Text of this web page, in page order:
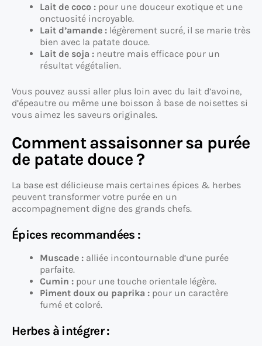
Lait de coco : pour une douceur exotique et une
onctuosité incroyable.
Lait d’amande : légèrement sucré, il se marie très
bien avec la patate douce.
Lait de soja : neutre mais efficace pour un
résultat végétalien.
Vous pouvez aussi aller plus loin avec du lait d’avoine,
d’épeautre ou même une boisson à base de noisettes si
vous aimez les saveurs originales.
Comment assaisonner sa purée
de patate douce ?
La base est délicieuse mais certaines épices & herbes
peuvent transformer votre purée en un
accompagnement digne des grands chefs.
Épices recommandées :
Muscade : alliée incontournable d’une purée
parfaite.
Cumin : pour une touche orientale légère.
Piment doux ou paprika : pour un caractère
fumé et coloré.
Herbes à intégrer :